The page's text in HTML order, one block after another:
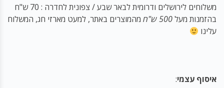
משלוחים לירושלים ודרומית לבאר שבע / צפונית לחדרה : 70 ש"ח
בהזמנות מעל500ש"ח מהמוצרים באתר, למעט מארזי חג, המשלוח
עלינו
איסוף עצמי: